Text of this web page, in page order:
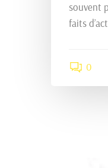
souvent
faits
0